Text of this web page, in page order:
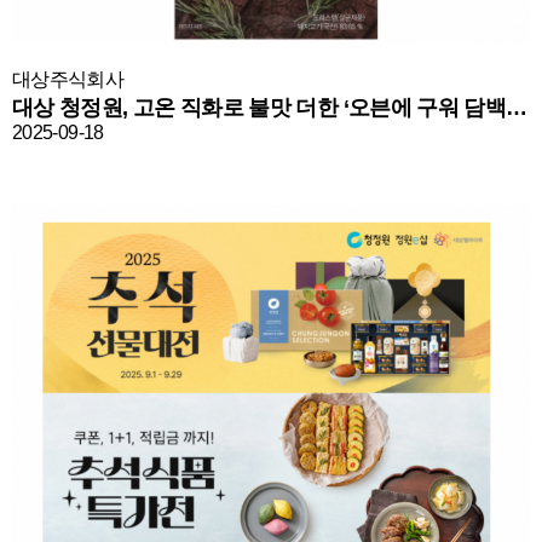
대상주식회사
대상 청정원, 고온 직화로 불맛 더한 ‘오븐에 구워 담백한 햄’ 출시
2025-09-18